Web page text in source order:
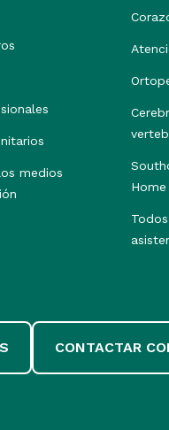
medios
Home
CONTACTAR